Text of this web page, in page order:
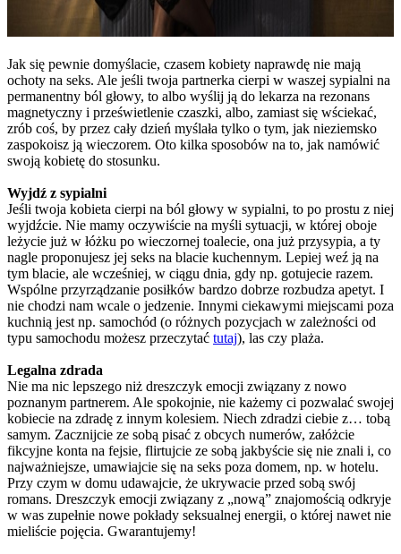
Jak się pewnie domyślacie, czasem kobiety naprawdę nie mają
ochoty na seks. Ale jeśli twoja partnerka cierpi w waszej sypialni na
permanentny ból głowy, to albo wyślij ją do lekarza na rezonans
magnetyczny i prześwietlenie czaszki, albo, zamiast się wściekać,
zrób coś, by przez cały dzień myślała tylko o tym, jak nieziemsko
zaspokoisz ją wieczorem. Oto kilka sposobów na to, jak namówić
swoją kobietę do stosunku.
Wyjdź z sypialni
Jeśli twoja kobieta cierpi na ból głowy w sypialni, to po prostu z niej
wyjdźcie. Nie mamy oczywiście na myśli sytuacji, w której oboje
leżycie już w łóżku po wieczornej toalecie, ona już przysypia, a ty
nagle proponujesz jej seks na blacie kuchennym. Lepiej weź ją na
tym blacie, ale wcześniej, w ciągu dnia, gdy np. gotujecie razem.
Wspólne przyrządzanie posiłków bardzo dobrze rozbudza apetyt. I
nie chodzi nam wcale o jedzenie. Innymi ciekawymi miejscami poza
kuchnią jest np. samochód (o różnych pozycjach w zależności od
typu samochodu możesz przeczytać tutaj), las czy plaża.
Legalna zdrada
Nie ma nic lepszego niż dreszczyk emocji związany z nowo
poznanym partnerem. Ale spokojnie, nie każemy ci pozwalać swojej
kobiecie na zdradę z innym kolesiem. Niech zdradzi ciebie z… tobą
samym. Zacznijcie ze sobą pisać z obcych numerów, załóżcie
fikcyjne konta na fejsie, flirtujcie ze sobą jakbyście się nie znali i, co
najważniejsze, umawiajcie się na seks poza domem, np. w hotelu.
Przy czym w domu udawajcie, że ukrywacie przed sobą swój
romans. Dreszczyk emocji związany z „nową” znajomością odkryje
w was zupełnie nowe pokłady seksualnej energii, o której nawet nie
mieliście pojęcia. Gwarantujemy!